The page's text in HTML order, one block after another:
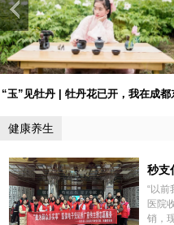
“多彩贵州风”吸引国际游客
健康养生
秒支
个“
“以前
医院
销，